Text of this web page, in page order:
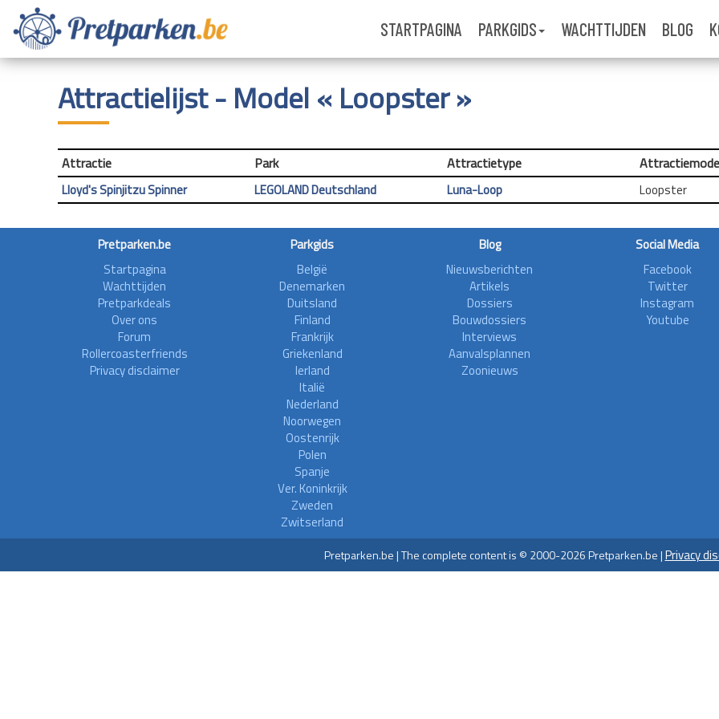
STARTPAGINA PARKGIDS WACHTTIJDEN BLOG
Attractielijst - Model « Loopster »
Attractie Park Attractietype
Lloyd's Spinjitzu Spinner LEGOLAND Deutschland Luna-Loop Loopster
Pretparken.be
Startpagina
Wachttijden
Pretparkdeals
Over ons
Forum
Rollercoasterfriends
Privacy disclaimer
Parkgids
België
Denemarken
Duitsland
Finland
Frankrijk
Griekenland
Ierland
Italië
Nederland
Noorwegen
Oostenrijk
Polen
Spanje
Ver. Koninkrijk
Zweden
Zwitserland
Blog
Nieuwsberichten
Artikels
Dossiers
Bouwdossiers
Interviews
Aanvalsplannen
Zoonieuws
Social Media
Facebook
Twitter
Instagram
Youtube
Pretparken.be | The complete content is © 2000-2026 Pretparken.be |Privacy